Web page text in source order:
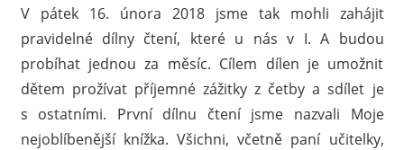
V pátek 16. února 2018 jsme tak mohli zahájit
pravidelné dílny čtení, které u nás v I. A budou
probíhat jednou za měsíc. Cílem dílen je umožnit
dětem prožívat příjemné zážitky z četby a sdílet je
s ostatními. První dílnu čtení jsme nazvali Moje
nejoblíbenější knížka. Všichni, včetně paní učitelky,